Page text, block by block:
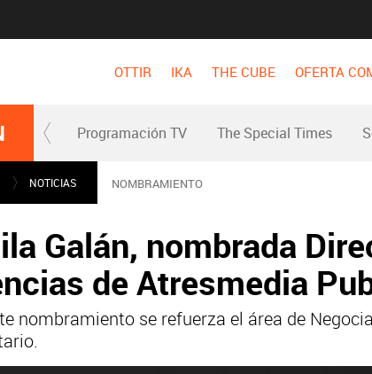
OTTIR IKA THE CUBE OFERTA
Programación TV The Special Times
NOTICIAS NOMBRAMIENTO
Galán, nombrada
de Atresmedia
nombramiento se refuerza el área de